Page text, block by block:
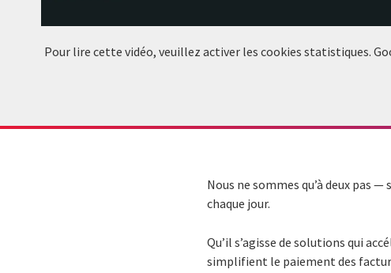
Pour lire cette vidéo, veuillez activer les cookies statistiques.
Nous ne sommes qu’à deux pas
chaque jour.
Qu’il s’agisse de solutions qui
simplifient le paiement des